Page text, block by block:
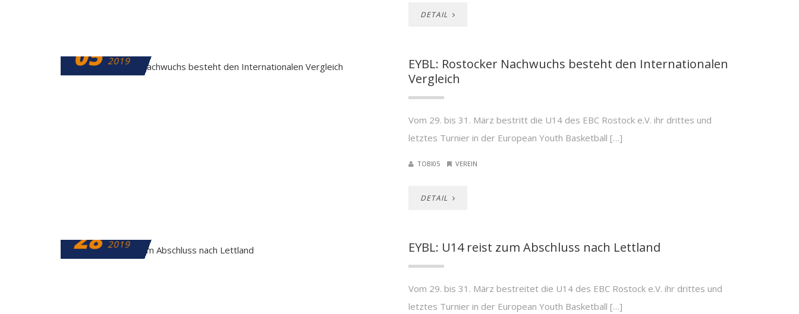
DETAIL
05 2019
EYBL: Rostocker Nachwuchs besteht den Internationalen
Vergleich
Vom 29. bis 31. März bestritt die U14 des EBC Rostock e.V. ihr drittes und
letztes Turnier in der European Youth Basketball […]
TOBI05 VEREIN
DETAIL
28 2019
EYBL: U14 reist zum Abschluss nach Lettland
Vom 29. bis 31. März bestreitet die U14 des EBC Rostock e.V. ihr drittes und
letztes Turnier in der European Youth Basketball […]